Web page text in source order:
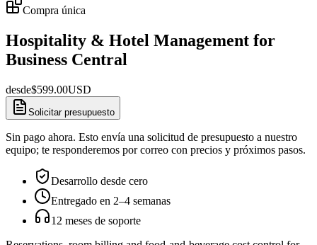
Compra única
Hospitality & Hotel Management for
Business Central
desde$599.00USD
Solicitar presupuesto
Sin pago ahora. Esto envía una solicitud de presupuesto a nuestro
equipo; te responderemos por correo con precios y próximos pasos.
Desarrollo desde cero
Entregado en 2–4 semanas
12 meses de soporte